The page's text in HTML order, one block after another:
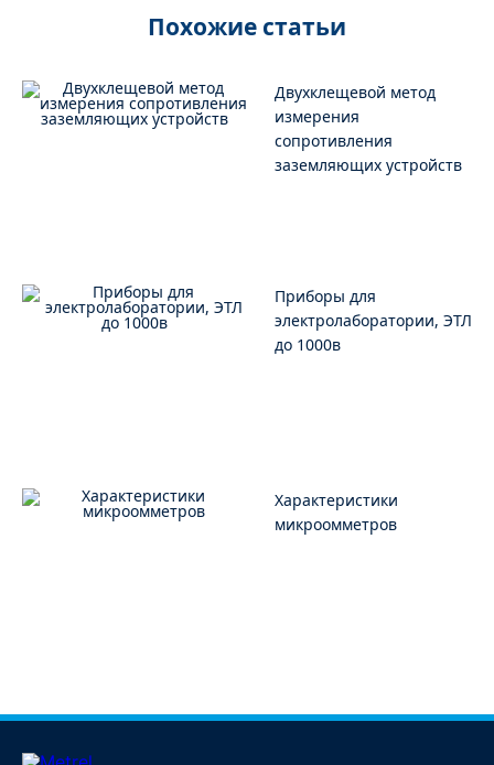
Похожие статьи
Двухклещевой метод
измерения
сопротивления
заземляющих устройств
Приборы для
электролаборатории, ЭТЛ
до 1000в
Характеристики
микроомметров